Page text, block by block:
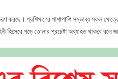
করছে। প্রশিক্ষণের পাশাপাশি সম্ভাব্য সকল
হিসেবে গড়ে তোলার প্রচেষ্টা অব্যাহত থাকবে বলে